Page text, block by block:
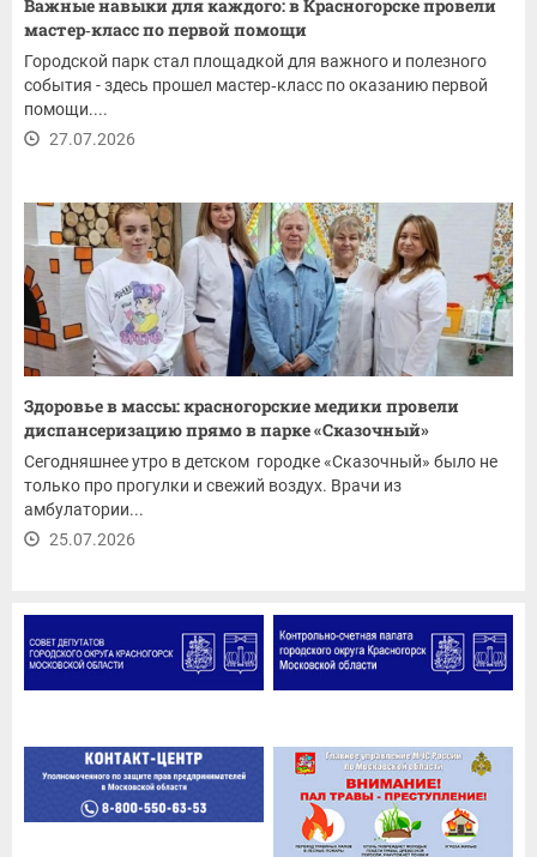
Важные навыки для каждого: в Красногорске провели
мастер‑класс по первой помощи
Городской парк стал площадкой для важного и полезного
события - здесь прошел мастер‑класс по оказанию первой
помощи....
27.07.2026
Здоровье в массы: красногорские медики провели
диспансеризацию прямо в парке «Сказочный»
Сегодняшнее утро в детском городке «Сказочный» было не
только про прогулки и свежий воздух. Врачи из
амбулатории...
25.07.2026